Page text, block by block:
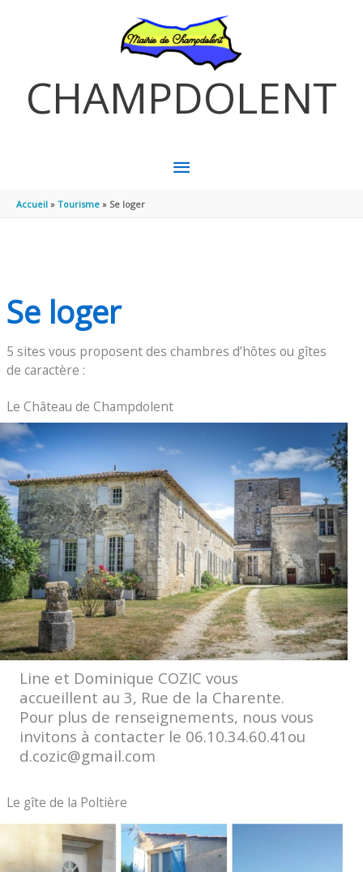
CHAMPDOLENT
MENU
Accueil Tourisme Se loger
Se loger
5 sites vous proposent des chambres d’hôtes ou gîtes
de caractère :
Le Château de Champdolent
Line et Dominique COZIC vous
accueillent au 3, Rue de la Charente.
Pour plus de renseignements, nous vous
invitons à contacter le 06.10.34.60.41ou
d.cozic@gmail.com
Le gîte de la Poltière